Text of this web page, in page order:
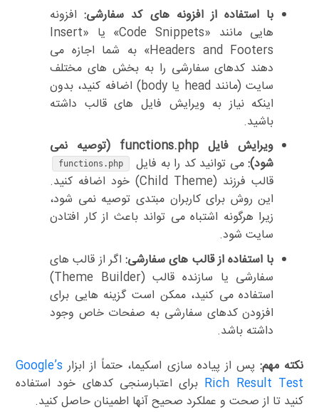
با استفاده از افزونه های کد سفارشی:افزونه
هایی مانند «Code Snippets» یا «Insert
Headers and Footers» به شما اجازه می
دهند کدهای سفارشی را به بخش های مختلف
سایت (مانند head یا body) اضافه کنید، بدون
اینکه نیاز به ویرایش فایل های قالب داشته
باشید.
ویرایش فایل functions.php (توصیه نمی
شود):می توانید کد را به فایل functions.php
قالب فرزند (Child Theme) خود اضافه کنید.
این روش برای کاربران مبتدی توصیه نمی شود،
زیرا هرگونه اشتباه می تواند باعث از کار افتادن
سایت شود.
با استفاده از قالب های سفارشی:اگر از قالب های
سفارشی یا سازنده قالب (Theme Builder)
استفاده می کنید، ممکن است گزینه هایی برای
افزودن کدهای سفارشی به صفحات خاص وجود
داشته باشد.
نکته مهم: پس از پیاده سازی اسکیما، حتماً از ابزار Google’s
Rich Result Test برای اعتبارسنجی کدهای خود استفاده
کنید تا از صحت و عملکرد صحیح آنها اطمینان حاصل کنید.